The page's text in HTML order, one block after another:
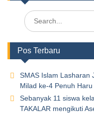
Pos Terbaru
SMAS Islam Lasharan
Milad ke-4 Penuh
Sebanyak 11 siswa
TAKALAR mengikuti